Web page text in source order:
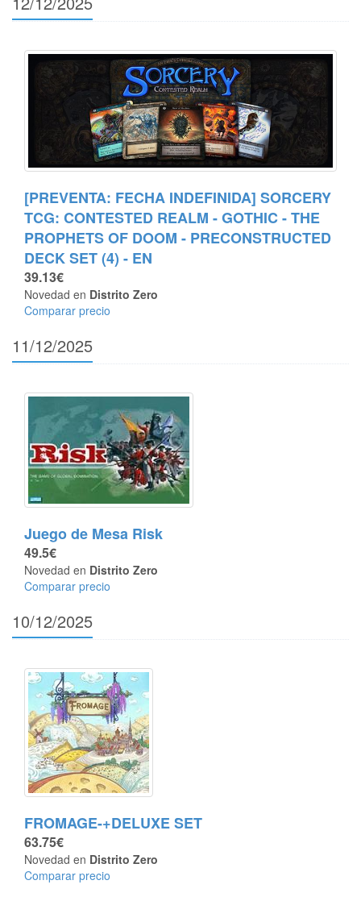
[PREVENTA: FECHA INDEFINIDA] SORCERY
TCG: CONTESTED REALM - GOTHIC - THE
PROPHETS OF DOOM - PRECONSTRUCTED
DECK SET (4) - EN
39.13€
Novedad en Distrito Zero
Comparar precio
11/12/2025
Juego de Mesa Risk
49.5€
Novedad en Distrito Zero
Comparar precio
10/12/2025
FROMAGE-+DELUXE SET
63.75€
Novedad en Distrito Zero
Comparar precio